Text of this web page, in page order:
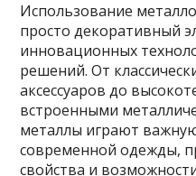
Использование
просто декоративный
инновационных
решений. От
аксессуаров до
встроенными
металлы играют
современной одежды,
свойства и